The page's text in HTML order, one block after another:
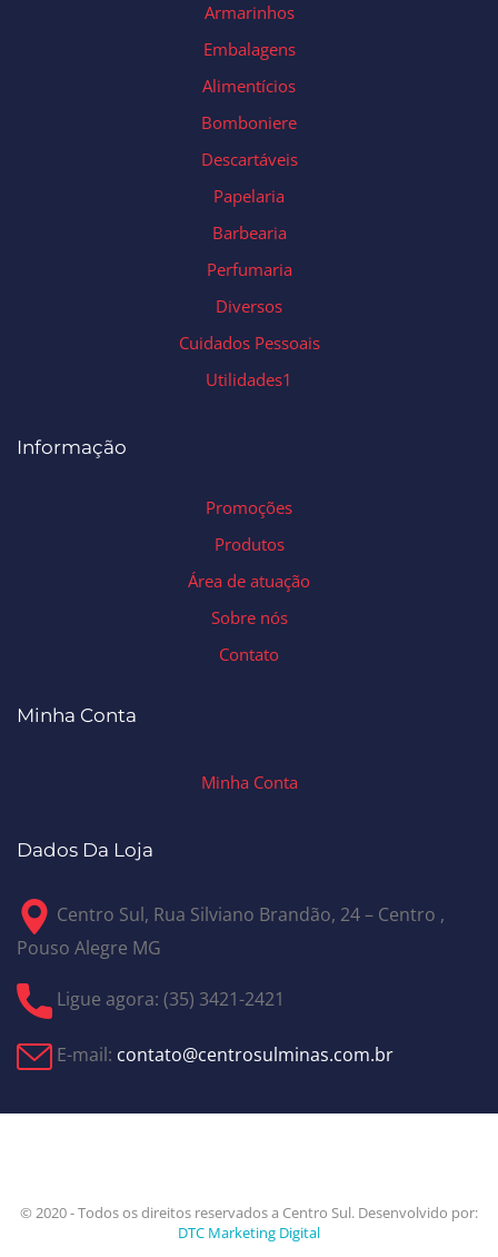
Armarinhos
Embalagens
Alimentícios
Bomboniere
Descartáveis
Papelaria
Barbearia
Perfumaria
Diversos
Cuidados Pessoais
Utilidades1
Informação
Promoções
Produtos
Área de atuação
Sobre nós
Contato
Minha Conta
Minha Conta
Dados Da Loja
Centro Sul, Rua Silviano Brandão, 24 – Centro ,
Pouso Alegre MG
Ligue agora: (35) 3421-2421
E-mail: contato@centrosulminas.com.br
© 2020 - Todos os direitos reservados a Centro Sul. Desenvolvido por:
DTC Marketing Digital